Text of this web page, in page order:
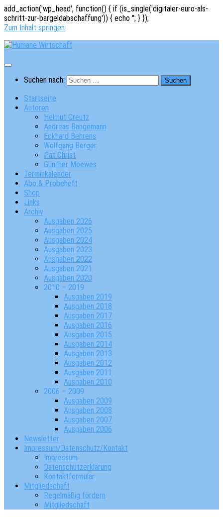
add_action('wp_head', function() { if (is_single('digitaler-euro-als-
schritt-zur-bargeldabschaffung')) { echo ''; } });
Zum Inhalt springen
Suchen nach:
Startseite
Autoren
Helmut Creutz
Andreas Bangemann
Eckhard Behrens
Wolfgang Berger
Pat Christ
Günther Moewes
Terminkalender
Abo & Probeheft
Shop
Links
Archiv
Ausgaben 2026
Ausgaben 2025
Ausgaben 2024
Ausgaben 2023
Ausgaben 2022
Ausgaben 2021
Ausgaben 2020
2010 – 2019
Ausgaben 2019
Ausgaben 2018
Ausgaben 2017
Ausgaben 2016
Ausgaben 2015
Ausgaben 2014
Ausgaben 2013
Ausgaben 2012
Ausgaben 2011
Ausgaben 2010
2006 – 2009
Ausgaben 2009
Ausgaben 2008
Ausgaben 2007
Ausgaben 2006
Newsletter
Impressum/Datenschutz/Kontakt
Impressum
Datenschutzerklärung
Kontaktformular
Mitgliedschaft
Regelmäßig fördern
Mitgliedschaft